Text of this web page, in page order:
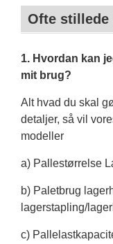
Ofte stillede
1. Hvordan kan
mit brug?
Alt hvad du skal
detaljer, så vil
modeller
a) Pallestørrelse
b) Paletbrug
lagerstapling/
c)